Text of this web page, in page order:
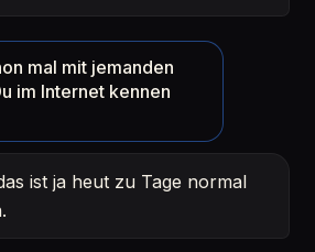
mal mit jemanden
im Internet kennen
ist ja heut zu Tage normal